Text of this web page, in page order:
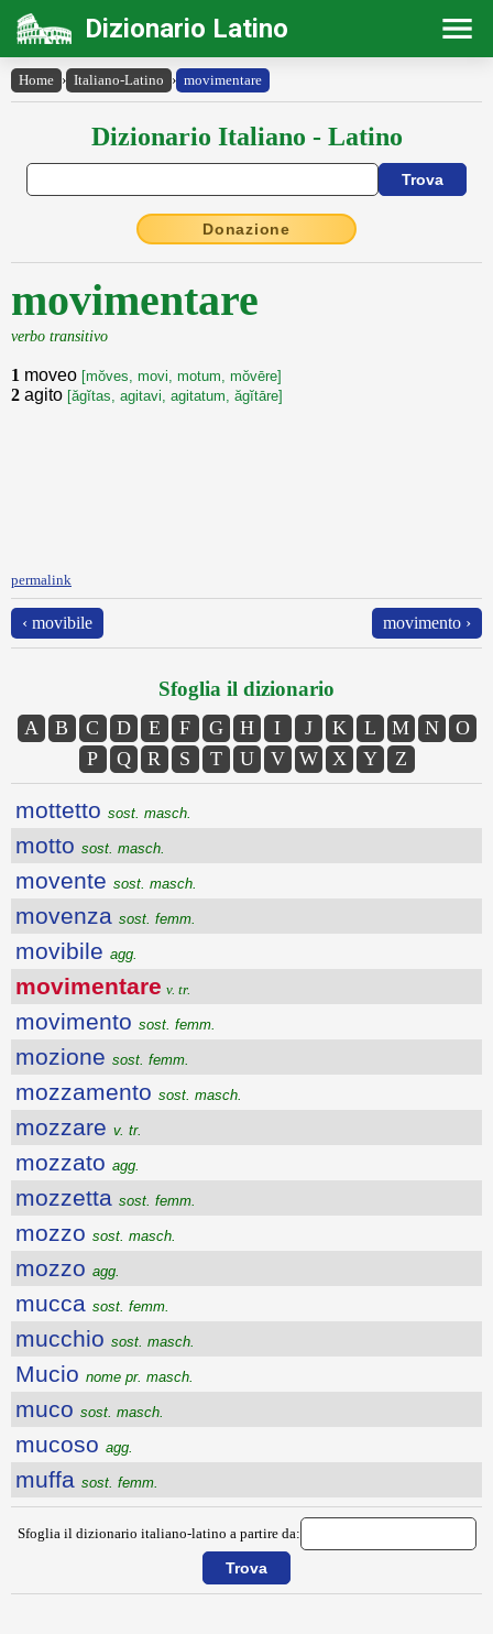
Dizionario Latino
Home › Italiano-Latino › movimentare
Dizionario Italiano - Latino
Donazione
movimentare
verbo transitivo
1 moveo [mŏves, movi, motum, mŏvēre]
2 agito [ăgĭtas, agitavi, agitatum, ăgĭtāre]
permalink
‹ movibile movimento ›
Sfoglia il dizionario
A B C D E F G H I J K L M N
O
P
Q R S T U V W X Y Z
mottetto sost. masch.
motto sost. masch.
movente sost. masch.
movenza sost. femm.
movibile agg.
movimentare v. tr.
movimento sost. femm.
mozione sost. femm.
mozzamento sost. masch.
mozzare v. tr.
mozzato agg.
mozzetta sost. femm.
mozzo sost. masch.
mozzo agg.
mucca sost. femm.
mucchio sost. masch.
Mucio nome pr. masch.
muco sost. masch.
mucoso agg.
muffa sost. femm.
Sfoglia il dizionario italiano-latino a partire da: